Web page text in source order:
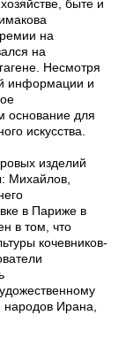
быте и
на
на
Несмотря
информации и
основание для
искусства.
изделий
Михайлов,
в Париже в
в том, что
кочевников-
народов Ирана,